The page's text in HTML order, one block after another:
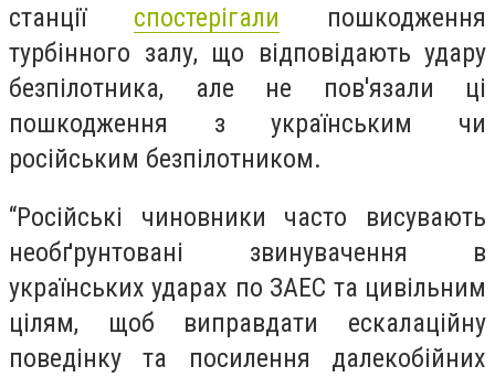
станції спостерігали пошкодження
турбінного залу, що відповідають удару
безпілотника, але не пов'язали ці
пошкодження з українським чи
російським безпілотником.
“Російські чиновники часто висувають
необґрунтовані звинувачення в
українських ударах по ЗАЕС та цивільним
цілям, щоб виправдати ескалаційну
поведінку та посилення далекобійних